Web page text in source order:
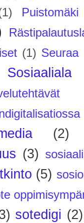
(1) Seuraa
Sosiaaliala
(2)
(3)
(5)
sotedigi (2)